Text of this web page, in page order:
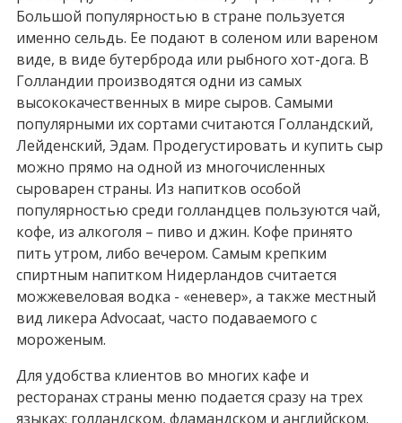
Большой популярностью в стране пользуется
именно сельдь. Ее подают в соленом или вареном
виде, в виде бутерброда или рыбного хот-дога. В
Голландии производятся одни из самых
высококачественных в мире сыров. Самыми
популярными их сортами считаются Голландский,
Лейденский, Эдам. Продегустировать и купить сыр
можно прямо на одной из многочисленных
сыроварен страны. Из напитков особой
популярностью среди голландцев пользуются чай,
кофе, из алкоголя – пиво и джин. Кофе принято
пить утром, либо вечером. Самым крепким
спиртным напитком Нидерландов считается
можжевеловая водка - «еневер», а также местный
вид ликера Advocaat, часто подаваемого с
мороженым.
Для удобства клиентов во многих кафе и
ресторанах страны меню подается сразу на трех
языках: голландском, фламандском и английском.